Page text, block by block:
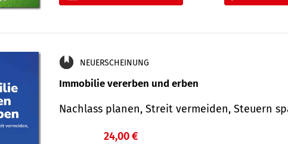
NEUERSCHEINUNG
Immobilie vererben und erben
Nachlass planen, Streit vermeiden, Steuern
24,00 €